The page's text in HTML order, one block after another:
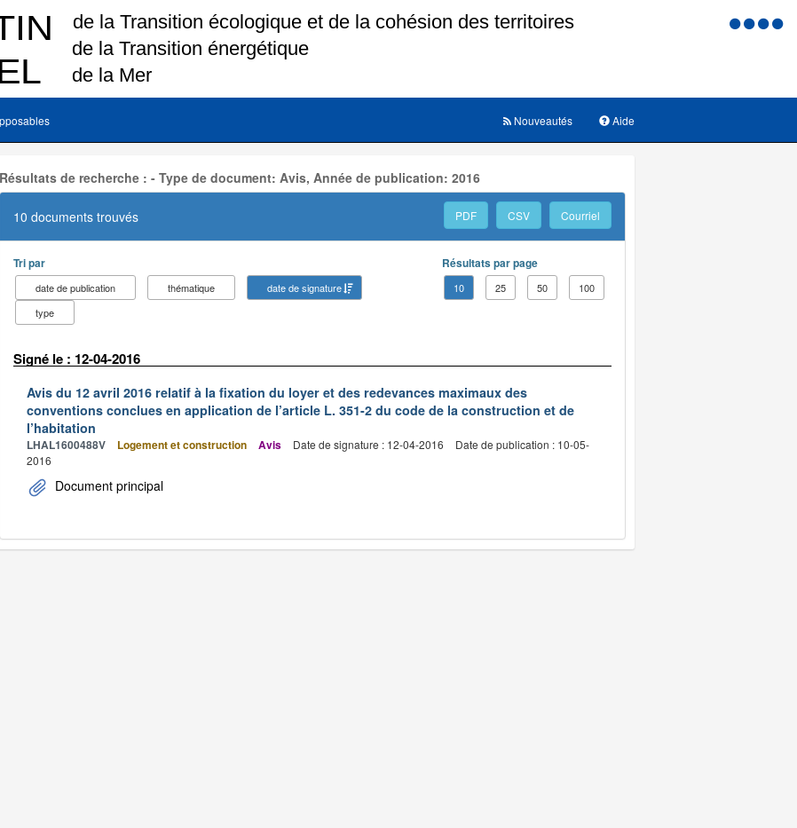
Menu
Aide
Nouveautés
Résultats de recherche : - Type de document: Avis, Année de publication: 2016
10 documents trouvés PDF CSV Courriel
Tri par
date de publication thématique
date de signature
type
Résultats par page
10 25 50 100
Signé le : 12-04-2016
Avis du 12 avril 2016 relatif à la fixation du loyer et des redevances maximaux des
conventions conclues en application de l’article L. 351-2 du code de la construction et de
l’habitation
LHAL1600488V Logement et construction Avis Date de signature : 12-04-2016
Date de publication : 10-05-
2016
Document principal